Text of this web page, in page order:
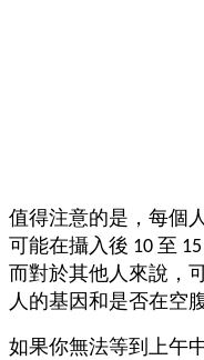
值得注意的是，每個
可能在攝入後 10 至
而對於其他人來說，
人的基因和是否在空
如果你無法等到上午